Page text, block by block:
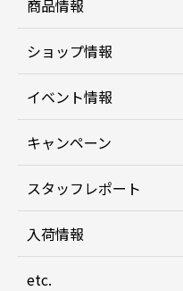
商品情報
ショップ情報
イベント情報
キャンペーン
スタッフレポート
入荷情報
etc.